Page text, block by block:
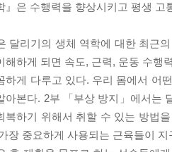
』은 수행력을 향상시키고 평생
달리기의 생체 역학에 대한 최근
해하게 되면 속도, 근력, 운동 수행
하게 다루고 있다. 우리 몸에서 어
아본다. 2부 「부상 방지」에서는
복하기 위해서 취할 수 있는 방법
장 중요하게 사용되는 근육들이